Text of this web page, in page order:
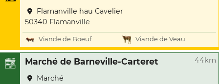
Flamanville hau Cavelier
50340 Flamanville
Viande de Boeuf Viande de Veau
Marché de Barneville-Carteret 44km
Marché